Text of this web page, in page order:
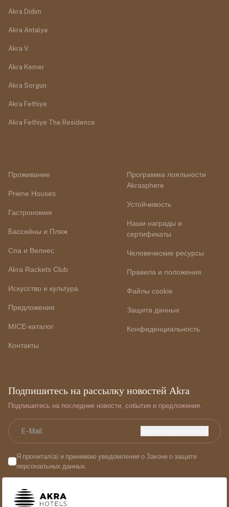
Akra Didim
Akra Antalya
Akra V
Akra Kemer
Akra Sorgun
Akra Fethiye
Akra Fethiye The Residence
Проживание
Priene Houses
Гастрономия
Бассейны и Пляж
Спа и Велнес
Akra Rackets Club
Искусство и культура
Предложения
MICE-каталог
Контакты
Программа лояльности
Akrasphere
Устойчивость
Наши награды и
сертификаты
Человеческие ресурсы
Правила и положения
Файлы cookie
Защита данных
Конфиденциальность
Подпишитесь на рассылку новостей Akra
Подпишитесь на последние новости, события и предложения.
Я прочитал(а) и принимаю уведомление о Законе о защите
персональных данных.
персональных данных.